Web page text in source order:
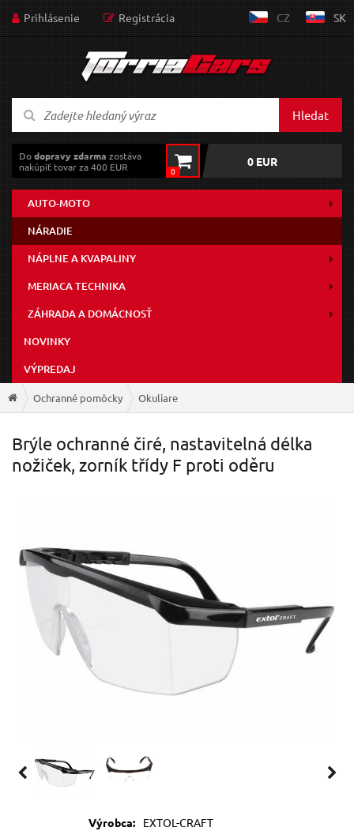
Prihlásenie Registrácia CZ SK
Hledat
Dodopravy zdarma zostáva
nakúpiť tovar za 400 EUR
0
0 EUR
AUTO-MOTO
NÁRADIE
NÁPLNE A KVAPALINY
MERIACA TECHNIKA
ZÁHRADA A DOMÁCNOSŤ
NOVINKY
VÝPREDAJ
Ochranné pomôcky Okuliare
Brýle ochranné čiré, nastavitelná délka
nožiček, zorník třídy F proti oděru
Výrobca:
EXTOL-CRAFT